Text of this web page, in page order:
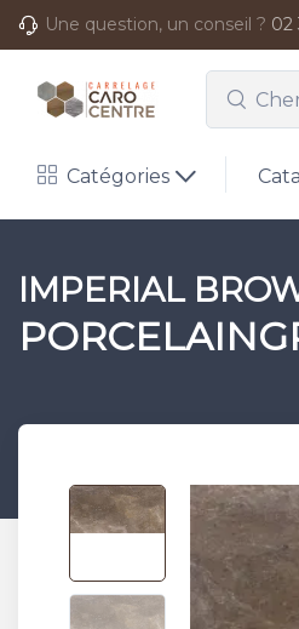
Une question, un conseil ? 02
Catégories
IMPERIAL